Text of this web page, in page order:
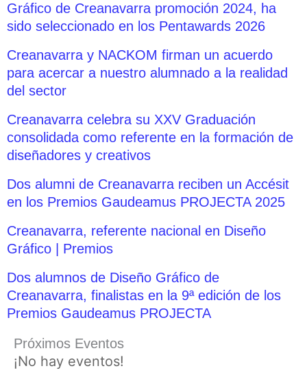
Gráfico de Creanavarra promoción 2024, ha
sido seleccionado en los Pentawards 2026
Creanavarra y NACKOM firman un acuerdo
para acercar a nuestro alumnado a la realidad
del sector
Creanavarra celebra su XXV Graduación
consolidada como referente en la formación de
diseñadores y creativos
Dos alumni de Creanavarra reciben un Accésit
en los Premios Gaudeamus PROJECTA 2025
Creanavarra, referente nacional en Diseño
Gráfico | Premios
Dos alumnos de Diseño Gráfico de
Creanavarra, finalistas en la 9ª edición de los
Premios Gaudeamus PROJECTA
Próximos Eventos
¡No hay eventos!